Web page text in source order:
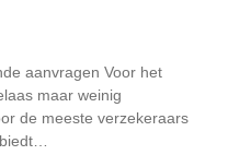
aanvragen Voor het
maar weinig
de meeste verzekeraars